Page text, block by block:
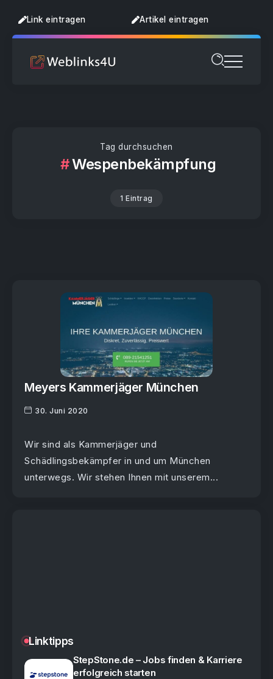
Link eintragen Artikel eintragen
Tag durchsuchen
Wespenbekämpfung
1 Eintrag
Meyers Kammerjäger München
30. Juni 2020
Wir sind als Kammerjäger und
Schädlingsbekämpfer in und um München
unterwegs. Wir stehen Ihnen mit unserem...
Linktipps
StepStone.de – Jobs finden & Karriere
erfolgreich starten